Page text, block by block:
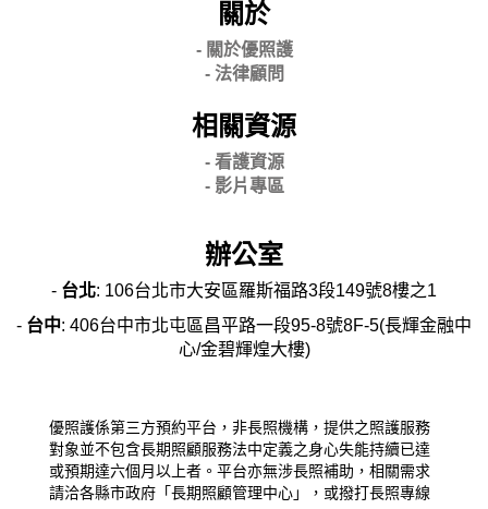
關於
- 關於優照護
- 法律顧問
相關資源
- 看護資源
- 影片專區
辦公室
- 台北: 106台北市大安區羅斯福路3段149號8樓之1
- 台中: 406台中市北屯區昌平路一段95-8號8F-5(長輝金融中
心/金碧輝煌大樓)
優照護係第三方預約平台，非長照機構，提供之照護服務
對象並不包含長期照顧服務法中定義之身心失能持續已達
或預期達六個月以上者。平台亦無涉長照補助，相關需求
請洽各縣市政府「長期照顧管理中心」，或撥打長照專線